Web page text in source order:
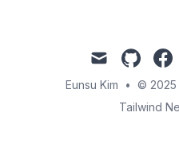
mail github
Eunsu Kim • © 2025
Tailwind